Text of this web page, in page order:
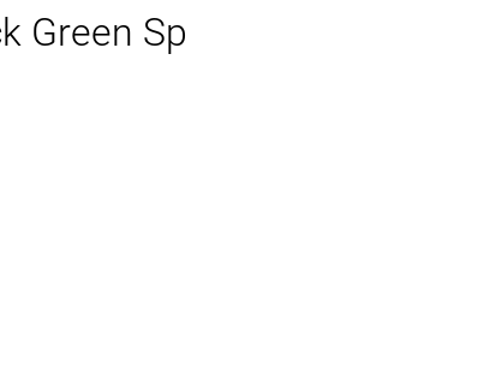
Green Sp